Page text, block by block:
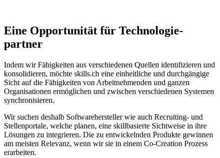
Eine Opportunität für Technologie­
partner
Indem wir Fähigkeiten aus verschiedenen Quellen identifizieren und
konsolidieren, möchte skills.ch eine einheitliche und durchgängige
Sicht auf die Fähigkeiten von Arbeitnehmenden und ganzen
Organisationen ermöglichen und zwischen verschiedenen Systemen
synchronisieren.
Wir suchen deshalb Softwarehersteller wie auch Recruiting- und
Stellenportale, welche planen, eine skillbasierte Sichtweise in ihre
Lösungen zu integrieren. Die zu entwickelnden Produkte gewinnen
am meisten Relevanz, wenn wir sie in einem Co-Creation Prozess
erarbeiten.